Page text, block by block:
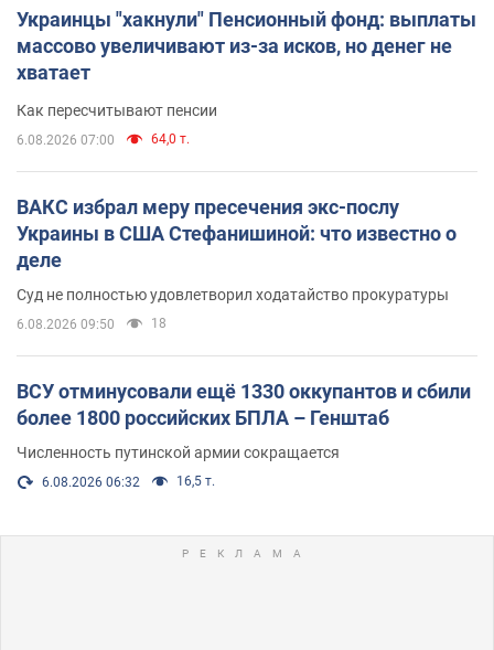
Украинцы "хакнули" Пенсионный фонд: выплаты
массово увеличивают из-за исков, но денег не
хватает
Как пересчитывают пенсии
6.08.2026 07:00 64,0 т.
ВАКС избрал меру пресечения экс-послу
Украины в США Стефанишиной: что известно о
деле
Суд не полностью удовлетворил ходатайство прокуратуры
6.08.2026 09:50 18
ВСУ отминусовали ещё 1330 оккупантов и сбили
более 1800 российских БПЛА – Генштаб
Численность путинской армии сокращается
6.08.2026 06:32 16,5 т.